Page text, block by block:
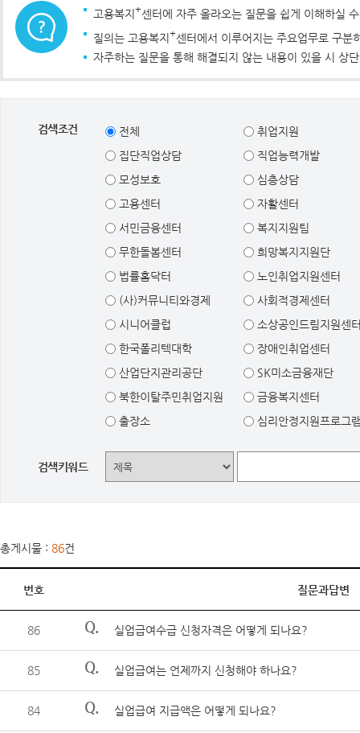
고용복지 +센터에 자주 올라오는 질문을 쉽게 이해하실
질의는 고용복지+센터에서 이루어지는 주요업무로 구
자주하는 질문을 통해 해결되지 않는 내용이 있을 시 상
검색조건 전체
취업지원
집단직업상담
직업능력개발
모성보호
심층상담
고용센터
자활센터
서민금융센터
복지지원팀
무한돌봄센터
희망복지지원단
법률홈닥터
노인취업지원센터
(사)커뮤니티와경제
사회적경제센터
시니어클럽
소상공인드림지원센
한국폴리텍대학
장애인취업센터
산업단지관리공단
SK미소금융재단
북한이탈주민취업지원
금융복지센터
출장소
심리안정지원프로그
검색키워드
총게시물 : 86건
번호 질문과답변
86 Q. 실업급여수급 신청자격은 어떻게 되나요?
85 Q. 실업급여는 언제까지 신청해야 하나요?
84 Q. 실업급여 지급액은 어떻게 되나요?